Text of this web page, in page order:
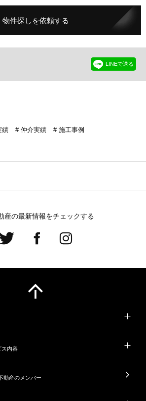
物件探しを依頼する
LINEで送る
績 仲介実績 施工事例
産の最新情報をチェックする
ス内容
動産のメンバー